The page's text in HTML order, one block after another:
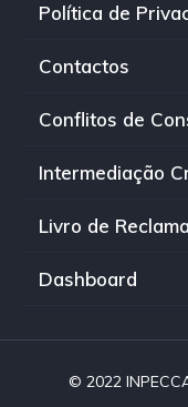
Política de
Contactos
Conflitos de
Intermediação
Livro de
Dashboard
© 2022